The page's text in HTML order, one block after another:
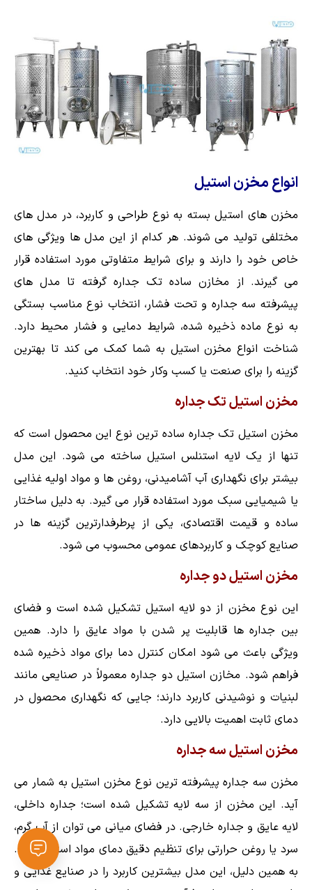
انواع مخزن استیل
مخزن های استیل بسته به نوع طراحی و کاربرد، در مدل های
مختلفی تولید می شوند. هر کدام از این مدل ها ویژگی های
خاص خود را دارند و برای شرایط متفاوتی مورد استفاده قرار
می گیرند. از مخازن ساده تک جداره گرفته تا مدل های
پیشرفته سه جداره و تحت فشار، انتخاب نوع مناسب بستگی
به نوع ماده ذخیره شده، شرایط دمایی و فشار محیط دارد.
شناخت انواع مخزن استیل به شما کمک می کند تا بهترین
گزینه را برای صنعت یا کسب وکار خود انتخاب کنید.
مخزن استیل تک جداره
مخزن استیل تک جداره ساده ترین نوع این محصول است که
تنها از یک لایه استنلس استیل ساخته می شود. این مدل
بیشتر برای نگهداری آب آشامیدنی، روغن ها و مواد اولیه غذایی
یا شیمیایی سبک مورد استفاده قرار می گیرد. به دلیل ساختار
ساده و قیمت اقتصادی، یکی از پرطرفدارترین گزینه ها در
صنایع کوچک و کاربردهای عمومی محسوب می شود.
مخزن استیل دو جداره
این نوع مخزن از دو لایه استیل تشکیل شده است و فضای
بین جداره ها قابلیت پر شدن با مواد عایق را دارد. همین
ویژگی باعث می شود امکان کنترل دما برای مواد ذخیره شده
فراهم شود. مخازن استیل دو جداره معمولاً در صنایعی مانند
لبنیات و نوشیدنی کاربرد دارند؛ جایی که نگهداری محصول در
دمای ثابت اهمیت بالایی دارد.
مخزن استیل سه جداره
مخزن سه جداره پیشرفته ترین نوع مخزن استیل به شمار می
آید. این مخزن از سه لایه تشکیل شده است؛ جداره داخلی،
لایه عایق و جداره خارجی. در فضای میانی می توان از آب گرم،
سرد یا روغن حرارتی برای تنظیم دقیق دمای مواد استفاده کرد.
به همین دلیل، این مدل بیشترین کاربرد را در صنایع غذایی و